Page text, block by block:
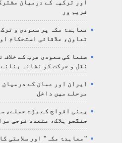
اور ترکیہ کے درمیان
فریم ور
معاہدۂ مکہ پر سعودی و
تعاون، علاقائی استحکام
صنعا کی سعودی عرب کے
نقل و حرکت کو نشانہ بنانے
ایران اور عمان کے
مرحلے میں داخل
یمنی افواج کے بڑے حملے،
جنگجو ہلاک، متعدد فوجی
"معاہدۂ مکہ" اور سلامتی